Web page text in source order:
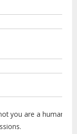
you are a human